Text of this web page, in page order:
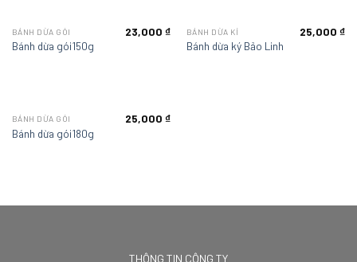
BÁNH DỪA GÓI
Bánh dừa gói150g
23,000₫ BÁNH DỪA KÍ
Bánh dừa ký Bảo Linh
25,000₫
BÁNH DỪA GÓI
Bánh dừa gói180g
25,000₫
THÔNG TIN CÔNG TY